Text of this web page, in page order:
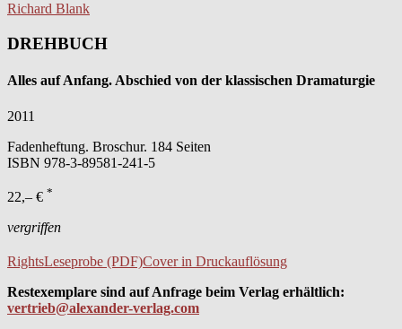
Richard Blank
DREHBUCH
Alles auf Anfang. Abschied von der klassischen Dramaturgie
2011
Fadenheftung. Broschur. 184 Seiten
ISBN 978-3-89581-241-5
22,– € *
vergriffen
RightsLeseprobe (PDF)Cover in Druckauflösung
Restexemplare sind auf Anfrage beim Verlag erhältlich:
vertrieb@alexander-verlag.com